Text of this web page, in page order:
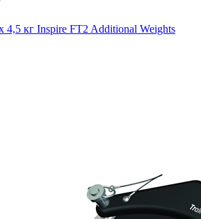
4,5 кг Inspire FT2 Additional Weights